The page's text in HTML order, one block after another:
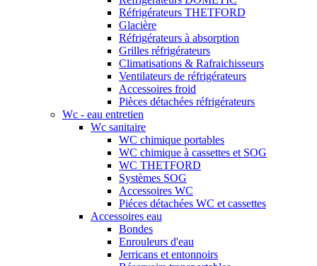
Réfrigérateurs THETFORD
Glacière
Réfrigérateurs à absorption
Grilles réfrigérateurs
Climatisations & Rafraichisseurs
Ventilateurs de réfrigérateurs
Accessoires froid
Pièces détachées réfrigérateurs
Wc - eau entretien
Wc sanitaire
WC chimique portables
WC chimique à cassettes et SOG
WC THETFORD
Systèmes SOG
Accessoires WC
Piéces détachées WC et cassettes
Accessoires eau
Bondes
Enrouleurs d'eau
Jerricans et entonnoirs